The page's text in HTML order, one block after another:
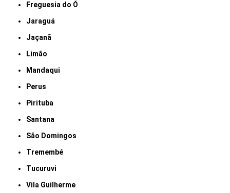
Freguesia do Ó
Jaraguá
Jaçanã
Limão
Mandaqui
Perus
Pirituba
Santana
São Domingos
Tremembé
Tucuruvi
Vila Guilherme